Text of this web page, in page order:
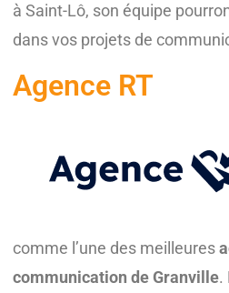
à Saint-Lô, son équipe
dans vos projets de
Agence RT
comme l’une des meilleures
communication de Granville.